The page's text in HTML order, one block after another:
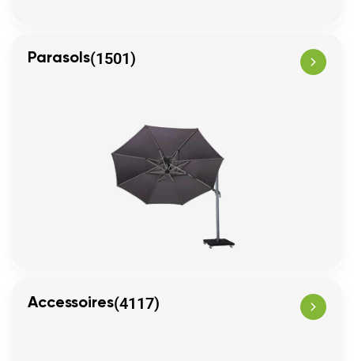
Parasols(1501)
Accessoires(4117)